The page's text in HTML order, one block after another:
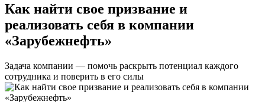
Как найти свое призвание и
реализовать себя в компании
«Зарубежнефть»
Задача компании — помочь раскрыть потенциал каждого
сотрудника и поверить в его силы